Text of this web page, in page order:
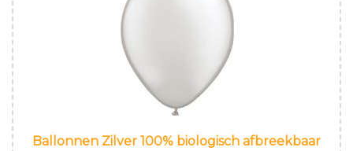
Ballonnen Zilver 100% biologisch afbreekbaar